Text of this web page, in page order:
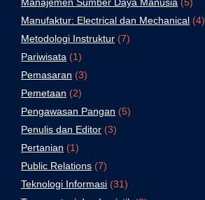
Manufaktur: Electrical dan Mechanical (4)
Metodologi Instruktur (7)
Pariwisata (1)
Pemasaran (3)
Pemetaan (2)
Pengawasan Pangan (5)
Penulis dan Editor (3)
Pertanian (1)
Public Relations (7)
Teknologi Informasi (31)